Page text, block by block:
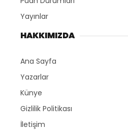
Yayınlar
HAKKIMIZDA
Ana Sayfa
Yazarlar
Künye
Gizlilik Politikası
İletişim